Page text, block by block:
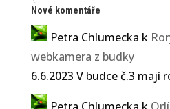
Nové komentáře
Petra Chlumecka k
webkamera z budky
6.6.2023 V budce č.3 mají